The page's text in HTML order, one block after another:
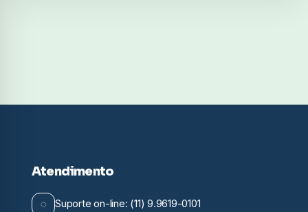
Atendimento
◌ Suporte on-line: (11) 9.9619-0101